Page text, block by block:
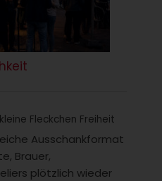
Fleckchen Freiheit
Ausschankformat
Brauer,
plötzlich wieder